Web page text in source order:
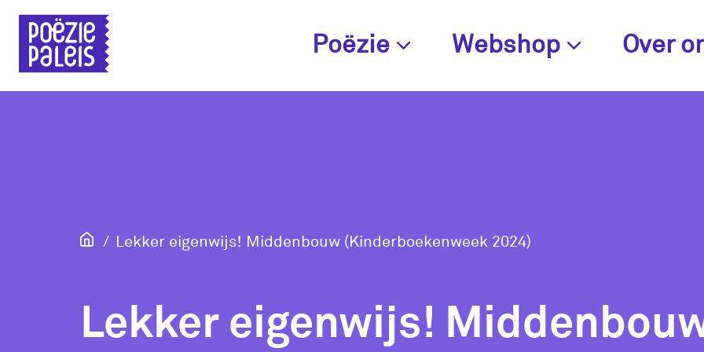
Poëzie Webshop Over
Lekker eigenwijs! Middenbouw (Kinderboekenweek 2024)
Lekker eigenwijs!